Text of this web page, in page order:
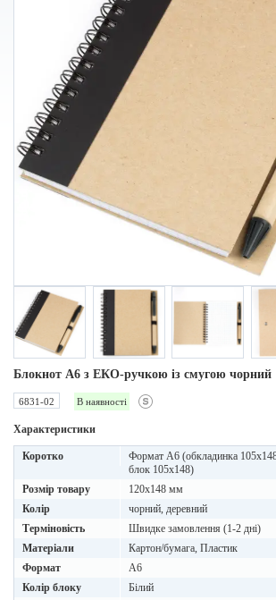
Блокнот A6 з ЕКО-ручкою із смугою чорний
6831-02 В наявності
Характеристики
Коротко
Формат А6 (обкладинка
блок 105х148)
Розмір товару
120x148 мм
Колір
чорний, деревний
Терміновість
Швидке замовлення (1-2 дні)
Матеріали
Картон/бумага, Пластик
Формат
A6
Колір блоку
Білий